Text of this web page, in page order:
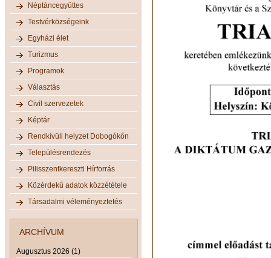
Néptáncegyüttes
Testvérközségeink
Egyházi élet
Turizmus
Programok
Választás
Civil szervezetek
Képtár
Rendkívüli helyzet Dobogókőn
Településrendezés
Pilisszentkereszti Hírforrás
Közérdekű adatok közzététele
Társadalmi véleményeztetés
ARCHÍVUM
Augusztus 2026 (1)